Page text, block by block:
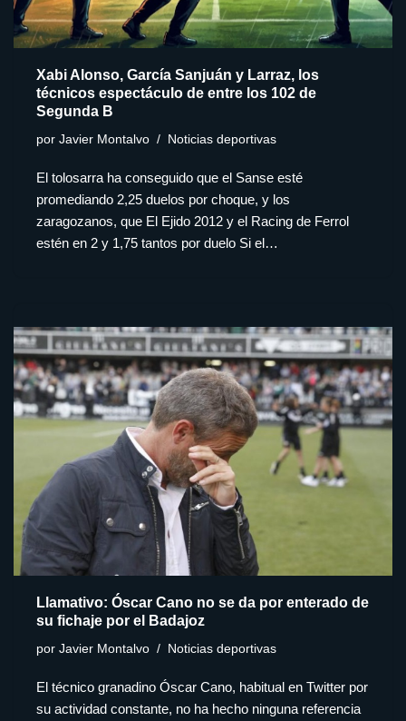
Xabi Alonso, García Sanjuán y Larraz, los
técnicos espectáculo de entre los 102 de
Segunda B
por Javier Montalvo Noticias deportivas
El tolosarra ha conseguido que el Sanse esté
promediando 2,25 duelos por choque, y los
zaragozanos, que El Ejido 2012 y el Racing de Ferrol
estén en 2 y 1,75 tantos por duelo Si el…
Llamativo: Óscar Cano no se da por enterado de
su fichaje por el Badajoz
por Javier Montalvo Noticias deportivas
El técnico granadino Óscar Cano, habitual en Twitter por
su actividad constante, no ha hecho ninguna referencia